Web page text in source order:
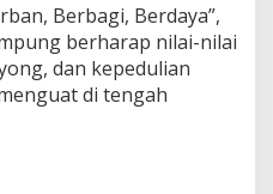
Berbagi, Berdaya”,
berharap nilai-nilai
dan kepedulian
di tengah